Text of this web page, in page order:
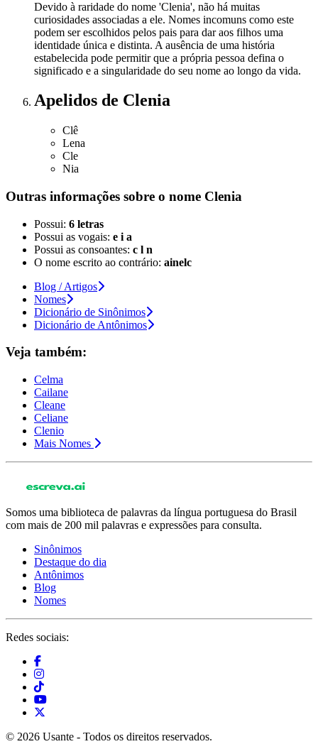
Devido à raridade do nome 'Clenia', não há muitas
curiosidades associadas a ele. Nomes incomuns como este
podem ser escolhidos pelos pais para dar aos filhos uma
identidade única e distinta. A ausência de uma história
estabelecida pode permitir que a própria pessoa defina o
significado e a singularidade do seu nome ao longo da vida.
Apelidos de Clenia
Clê
Lena
Cle
Nia
Outras informações sobre o nome Clenia
Possui: 6 letras
Possui as vogais: e i a
Possui as consoantes: c l n
O nome escrito ao contrário: ainelc
Blog / Artigos
Nomes
Dicionário de Sinônimos
Dicionário de Antônimos
Veja também:
Celma
Cailane
Cleane
Celiane
Clenio
Mais Nomes
Somos uma biblioteca de palavras da língua portuguesa do Brasil
com mais de 200 mil palavras e expressões para consulta.
Sinônimos
Destaque do dia
Antônimos
Blog
Nomes
Redes sociais:
© 2026 Usante - Todos os direitos reservados.